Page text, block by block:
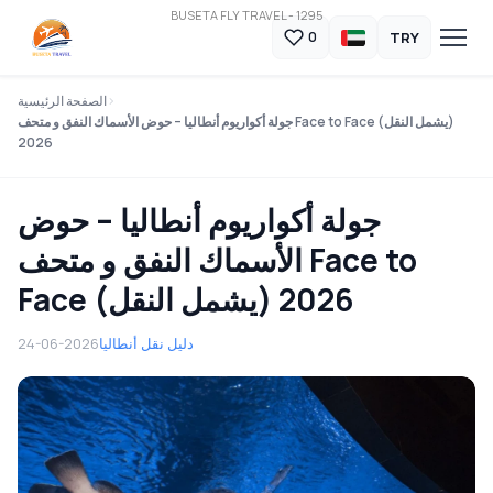
BUSETA FLY TRAVEL - 1295
0 TRY
الصفحة الرئيسية
جولة أكواريوم أنطاليا – حوض الأسماك النفق و متحف Face to Face (يشمل النقل)
2026
جولة أكواريوم أنطاليا – حوض
الأسماك النفق و متحف Face to
Face (يشمل النقل) 2026
24-06-2026دليل نقل أنطاليا